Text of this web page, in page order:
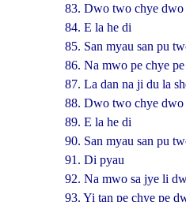
83. Dwo two chye dwo
84. E la he di
85. San myau san pu
86. Na mwo pe chye
87. La dan na ji du la
88. Dwo two chye dwo
89. E la he di
90. San myau san pu
91. Di pyau
92. Na mwo sa jye li
93. Yi tan pe chye pe